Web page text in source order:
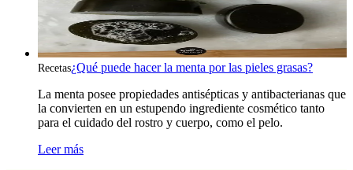
La menta posee propiedades antisépticas y antibacterianas que
la convierten en un estupendo ingrediente cosmético tanto